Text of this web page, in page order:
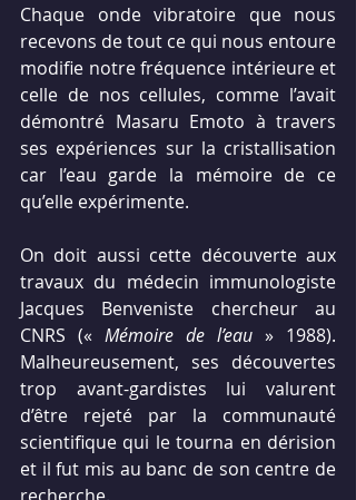
Chaque onde vibratoire que nous
recevons de tout ce qui nous entoure
modifie notre fréquence intérieure et
celle de nos cellules, comme l’avait
démontré Masaru Emoto à travers
ses expériences sur la cristallisation
car l’eau garde la mémoire de ce
qu’elle expérimente.
On doit aussi cette découverte aux
travaux du médecin immunologiste
Jacques Benveniste chercheur au
CNRS (« Mémoire de l’eau » 1988).
Malheureusement, ses découvertes
trop avant-gardistes lui valurent
d’être rejeté par la communauté
scientifique qui le tourna en dérision
et il fut mis au banc de son centre de